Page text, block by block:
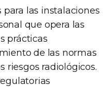
las instalaciones
que opera las
prácticas
de las normas
riesgos radiológicos.